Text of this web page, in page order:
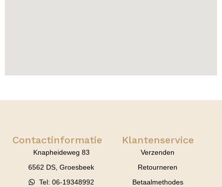
Contactinformatie
Knapheideweg 83
6562 DS, Groesbeek
Tel: 06-19348992
Klantenservice
Verzenden
Retourneren
Betaalmethodes